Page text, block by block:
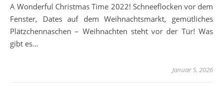
A Wonderful Christmas Time 2022! Schneeflocken vor dem
Fenster, Dates auf dem Weihnachtsmarkt, gemütliches
Plätzchennaschen – Weihnachten steht vor der Tür! Was
gibt es…
Januar 5, 2026